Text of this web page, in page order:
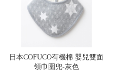
日本COFUCO有機棉 嬰兒雙面
領巾圍兜-灰色